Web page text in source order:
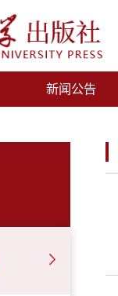
新闻公告